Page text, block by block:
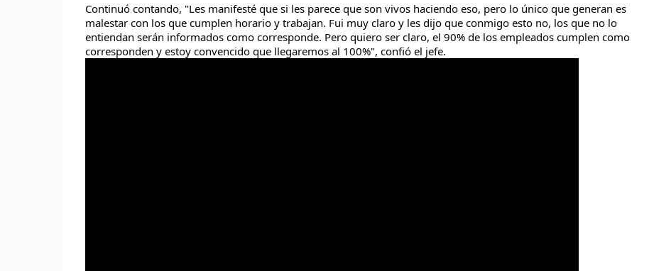
Continuó contando, "Les manifesté que si les parece que son vivos haciendo eso, pero lo único que generan es
malestar con los que cumplen horario y trabajan. Fui muy claro y les dijo que conmigo esto no, los que no lo
entiendan serán informados como corresponde. Pero quiero ser claro, el 90% de los empleados cumplen como
corresponden y estoy convencido que llegaremos al 100%", confió el jefe.